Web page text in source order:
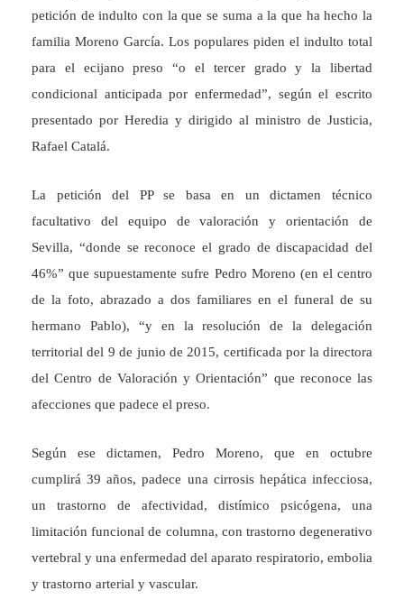
petición de indulto con la que se suma a la que ha hecho la
familia Moreno García. Los populares piden el indulto total
para el ecijano preso “o el tercer grado y la libertad
condicional anticipada por enfermedad”, según el escrito
presentado por Heredia y dirigido al ministro de Justicia,
Rafael Catalá.
La petición del PP se basa en un dictamen técnico
facultativo del equipo de valoración y orientación de
Sevilla, “donde se reconoce el grado de discapacidad del
46%” que supuestamente sufre Pedro Moreno (en el centro
de la foto, abrazado a dos familiares en el funeral de su
hermano Pablo), “y en la resolución de la delegación
territorial del 9 de junio de 2015, certificada por la directora
del Centro de Valoración y Orientación” que reconoce las
afecciones que padece el preso.
Según ese dictamen, Pedro Moreno, que en octubre
cumplirá 39 años, padece una cirrosis hepática infecciosa,
un trastorno de afectividad, distímico psicógena, una
limitación funcional de columna, con trastorno degenerativo
vertebral y una enfermedad del aparato respiratorio, embolia
y trastorno arterial y vascular.